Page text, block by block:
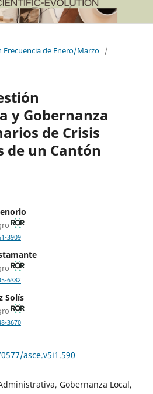
Frecuencia de Enero/Marzo /
y Gobernanza
de Crisis
de un Cantón
3909
6382
Solís
3670
asce.v5i1.590
Gobernanza Local,